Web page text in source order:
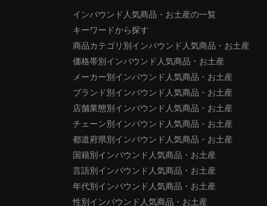
インバウンド人気商品・お土産の一覧
キーワードから探す
商品カテゴリ別インバウンド人気商品・お土産
価格帯別インバウンド人気商品・お土産
メーカー別インバウンド人気商品・お土産
ブランド別インバウンド人気商品・お土産
店舗業態別インバウンド人気商品・お土産
チェーン別インバウンド人気商品・お土産
都道府県別インバウンド人気商品・お土産
国籍別インバウンド人気商品・お土産
言語別インバウンド人気商品・お土産
年代別インバウンド人気商品・お土産
性別インバウンド人気商品・お土産